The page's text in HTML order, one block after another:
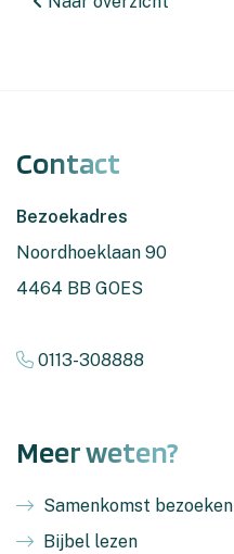
Contact
Bezoekadres
Noordhoeklaan 90
4464 BB GOES
0113-308888
Meer weten?
Samenkomst bezoeken
Bijbel lezen